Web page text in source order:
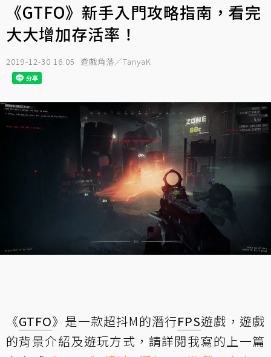
《GTFO》新手入門攻略指南，看完
大大增加存活率！
2019-12-30 16:05 遊戲角落／TanyaK
《GTFO》是一款超抖M的潛行FPS遊戲，遊戲
的背景介紹及遊玩方式，請詳閱我寫的上一篇